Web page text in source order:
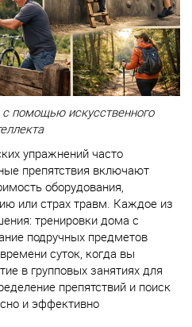
помощью искусственного
упражнений часто
препятствия включают
оборудования,
или страх травм. Каждое из
тренировки дома с
подручных предметов
суток, когда вы
в групповых занятиях для
препятствий и поиск
и эффективно